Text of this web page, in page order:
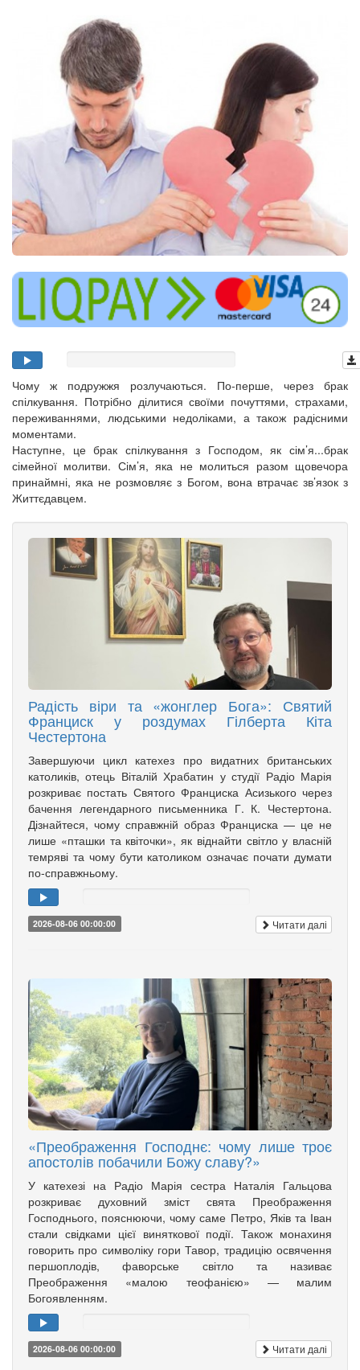
Чому ж подружжя розлучаються. По-перше, через брак
спілкування. Потрібно ділитися своїми почуттями, страхами,
переживаннями, людськими недоліками, а також радісними
моментами.
Наступне, це брак спілкування з Господом, як сім’я...брак
сімейної молитви. Сім’я, яка не молиться разом щовечора
принаймні, яка не розмовляє з Богом, вона втрачає зв’язок з
Життєдавцем.
Радість віри та «жонглер Бога»: Святий
Франциск у роздумах Гілберта Кіта
Честертона
Завершуючи цикл катехез про видатних британських
католиків, отець Віталій Храбатин у студії Радіо Марія
розкриває постать Святого Франциска Асизького через
бачення легендарного письменника Г. К. Честертона.
Дізнайтеся, чому справжній образ Франциска — це не
лише «пташки та квіточки», як віднайти світло у власній
темряві та чому бути католиком означає почати думати
по-справжньому.
2026-08-06 00:00:00 Читати далі
«Преображення Господнє: чому лише троє
апостолів побачили Божу славу?»
У катехезі на Радіо Марія сестра Наталія Гальцова
розкриває духовний зміст свята Преображення
Господнього, пояснюючи, чому саме Петро, Яків та Іван
стали свідками цієї виняткової події. Також монахиня
говорить про символіку гори Тавор, традицію освячення
першоплодів, фаворське світло та називає
Преображення «малою теофанією» — малим
Богоявленням.
2026-08-06 00:00:00 Читати далі